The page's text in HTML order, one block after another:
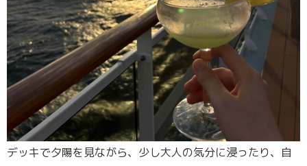
デッキで夕陽を見ながら、少し大人の気分に浸ったり、自